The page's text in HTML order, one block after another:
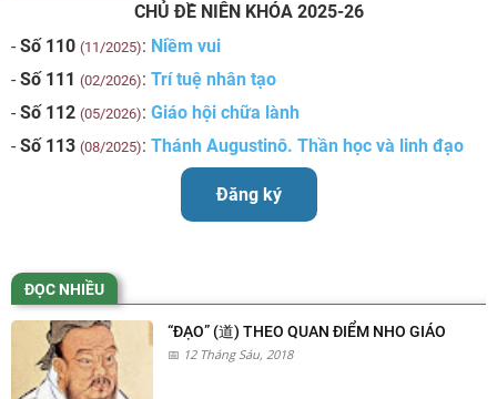
CHỦ ĐỀ NIÊN KHÓA 2025-26
- Số 110 (11/2025): Niềm vui
- Số 111 (02/2026): Trí tuệ nhân tạo
- Số 112 (05/2026): Giáo hội chữa lành
- Số 113 (08/2025): Thánh Augustinô. Thần học và linh đạo
Đăng ký
ĐỌC NHIỀU
“ĐẠO” (道) THEO QUAN ĐIỂM NHO GIÁO
12 Tháng Sáu, 2018